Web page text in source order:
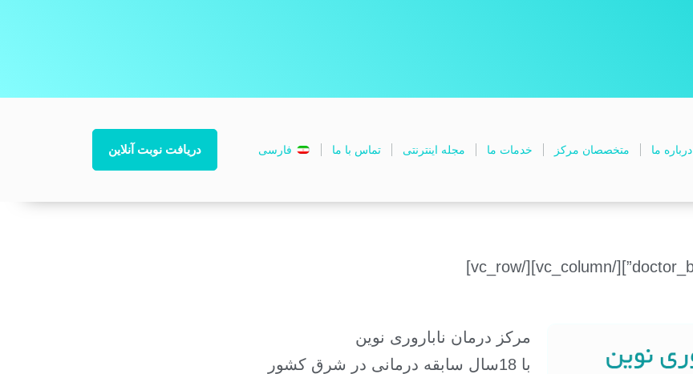
درباره ما متخصصان مرکز خدمات ما مجله اینترنتی تماس با ما فارسی دریافت نوبت آنلاین
مرکز درمان ناباروری نوین
با 18سال سابقه درمانی در شرق کشور